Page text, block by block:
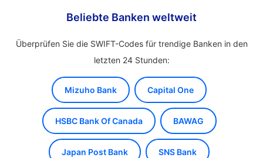
Beliebte Banken weltweit
Überprüfen Sie die SWIFT-Codes für trendige Banken in den
letzten 24 Stunden:
Mizuho Bank Capital One
HSBC Bank Of Canada BAWAG
Japan Post Bank SNS Bank